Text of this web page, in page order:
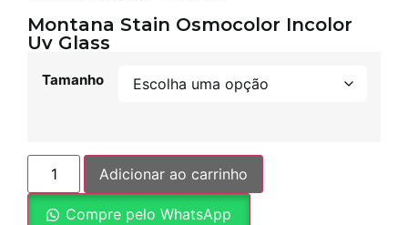
Montana Stain Osmocolor Incolor
Uv Glass
Tamanho
Adicionar ao carrinho
Compre pelo WhatsApp